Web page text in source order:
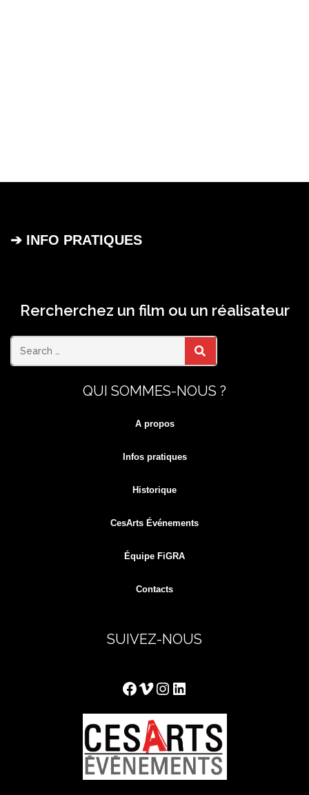
➔ INFO PRATIQUES
Rercherchez un film ou un réalisateur
Search SEARCH
QUI SOMMES-NOUS ?
A propos
Infos pratiques
Historique
CesArts Événements
Équipe FiGRA
Contacts
SUIVEZ-NOUS
Facebook
Vimeo
Instagram
LinkedIn